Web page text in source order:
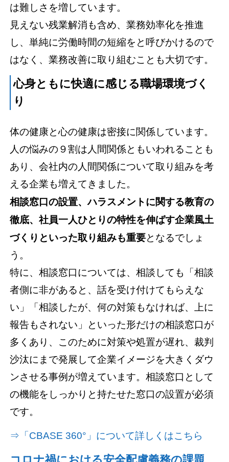
は難しさを増しています。
見えない残業解消も含め、業務効率化を推進
し、単純に労働時間の短縮をと呼びかけるので
はなく、業務改善に取り組むことも大切です。
心身ともに快適に感じる職場環境づく
り
体の健康と心の健康は密接に関係しています。
人の悩みの９割は人間関係ともいわれることも
あり、会社内の人間関係について取り組みを考
える企業も増えてきました。
相談窓口の設置、ハラスメントに関する教育の
徹底、社員一人ひとりの特性を伸ばす企業風土
づくりといった取り組みも重要となるでしょ
う。
特に、相談窓口については、相談しても「相談
者側に非があると、話を受け付けてもらえな
い」「相談したが、何の対策もなければ、上に
報告もされない」といった形だけの相談窓口が
多くあり、このために対策や処置が遅れ、裁判
沙汰にまで発展して企業イメージを大きくダウ
ンさせる事例が増えています。相談窓口として
の機能をしっかりと持たせた窓口の設置が必須
です。
⇒「CBASE 360°」について詳しくはこちら